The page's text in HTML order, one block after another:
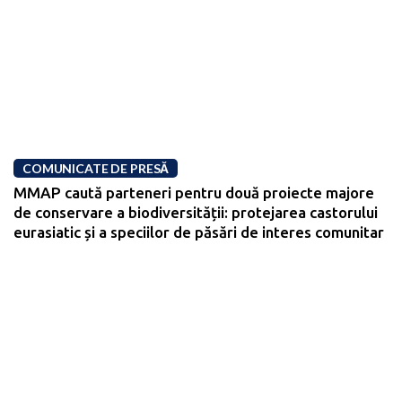
COMUNICATE DE PRESĂ
MMAP caută parteneri pentru două proiecte majore
de conservare a biodiversității: protejarea castorului
eurasiatic și a speciilor de păsări de interes comunitar